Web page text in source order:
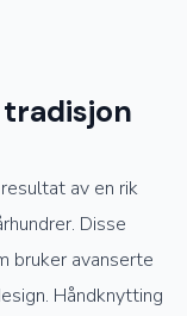
av en rik
Disse
bruker avanserte
Håndknytting